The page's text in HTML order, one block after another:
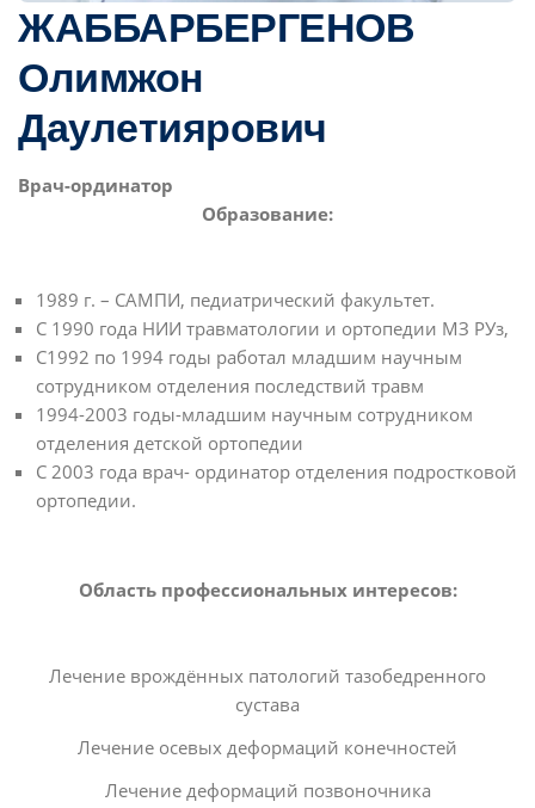
ЖАББАРБЕРГЕНОВ
Олимжон
Даулетиярович
Bрач-ординатор
Образование:
1989 г. – САМПИ, педиатрический факультет.
С 1990 года НИИ травматологии и ортопедии МЗ РУз,
С1992 по 1994 годы работал младшим научным
сотрудником отделения последствий травм
1994-2003 годы-младшим научным сотрудником
отделения детской ортопедии
С 2003 года врач- ординатор отделения подростковой
ортопедии.
Область профессиональных интересов:
Лечение врождённых патологий тазобедренного
сустава
Лечение осевых деформаций конечностей
Лечение деформаций позвоночника